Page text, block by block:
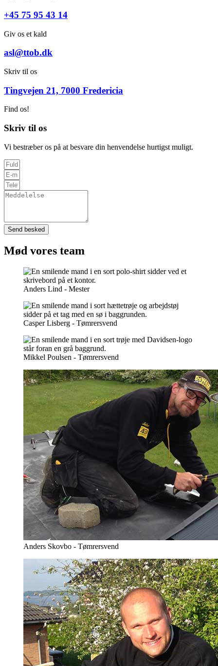
+45 75 95 43 14
Giv os et kald
asl@ttob.dk
Skriv til os
Tingvejen 21, 7000 Fredericia
Find os!
Skriv til os
Vi bestræber os på at besvare din henvendelse hurtigst muligt.
Send besked
Mød vores team
Anders Lind - Mester
Casper Lisberg - Tømrersvend
Mikkel Poulsen - Tømrersvend
Anders Skovbo - Tømrersvend